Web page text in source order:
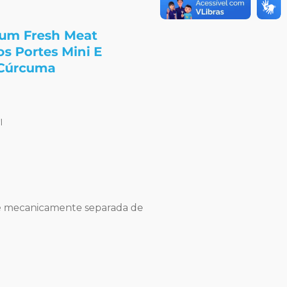
Fresh Meat
Portes Mini E
separada de